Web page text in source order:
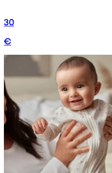
30
€